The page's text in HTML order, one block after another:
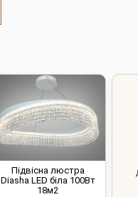
Підвісна люстра
Diasha LED біла 100Вт
18м2